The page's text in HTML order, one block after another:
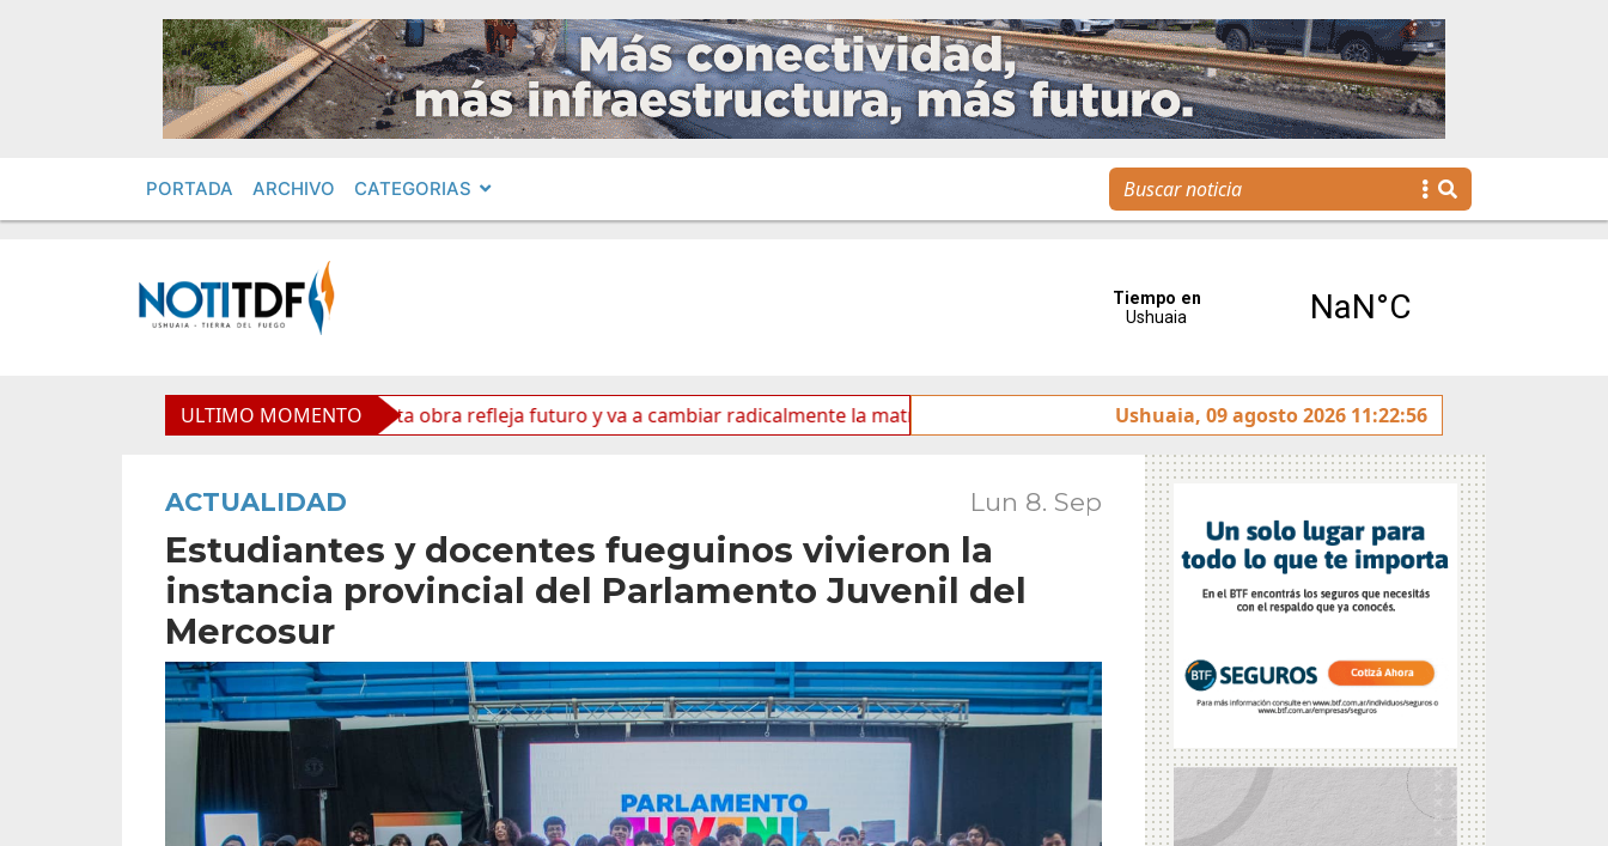
PORTADA ARCHIVO CATEGORIAS
ULTIMO MOMENTO
Vuoto: “Esta obra refleja futuro y va a cambiar radicalmente la matriz energética de Ushuaia” La voz de Tolhuin llegó al Congreso de la Nación a
Ushuaia, 09 agosto 2026 11:22:56
ACTUALIDAD Lun 8. Sep
Estudiantes y docentes fueguinos vivieron la
instancia provincial del Parlamento Juvenil del
Mercosur